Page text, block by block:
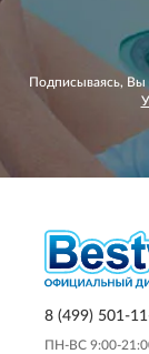
Подписываясь, Вы
8 (499) 501-
ПН-ВС 9:00-